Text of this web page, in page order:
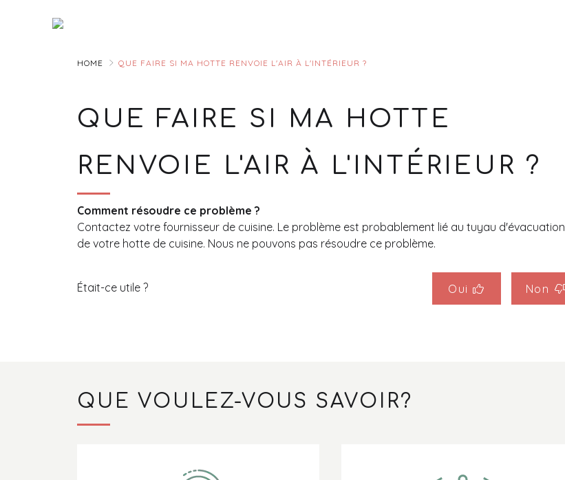
HOME QUE FAIRE SI MA HOTTE RENVOIE L'AIR À L'INTÉRIEUR ?
QUE FAIRE SI MA HOTTE
RENVOIE L'AIR À L'INTÉRIEUR ?
Comment résoudre ce problème ?
Contactez votre fournisseur de cuisine. Le problème est probablement lié au tuyau d'évacuation
de votre hotte de cuisine. Nous ne pouvons pas résoudre ce problème.
Était-ce utile ? Oui Non
QUE VOULEZ-VOUS SAVOIR?